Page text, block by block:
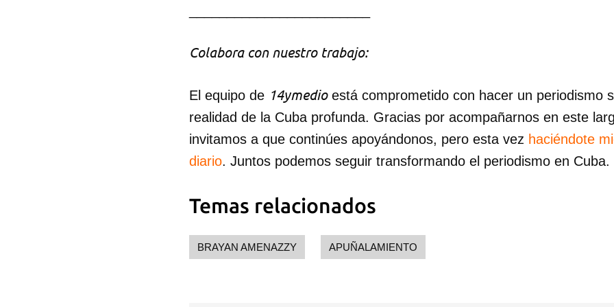
Colabora con nuestro trabajo:
El equipo de 14ymedioestá comprometido con hacer un periodismo
realidad de la Cuba profunda. Gracias por acompañarnos en este
invitamos a que continúes apoyándonos, pero esta vez haciéndote
diario. Juntos podemos seguir transformando el periodismo en Cuba.
Temas relacionados
BRAYAN AMENAZZY APUÑALAMIENTO